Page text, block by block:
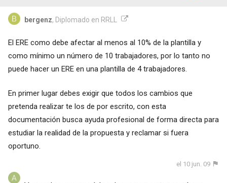
bergenz, Diplomado en RRLL
El ERE como debe afectar al menos al 10% de la plantilla y
como mínimo un número de 10 trabajadores, por lo tanto no
puede hacer un ERE en una plantilla de 4 trabajadores.
En primer lugar debes exigir que todos los cambios que
pretenda realizar te los de por escrito, con esta
documentación busca ayuda profesional de forma directa para
estudiar la realidad de la propuesta y reclamar si fuera
oportuno.
el 10 jun. 09